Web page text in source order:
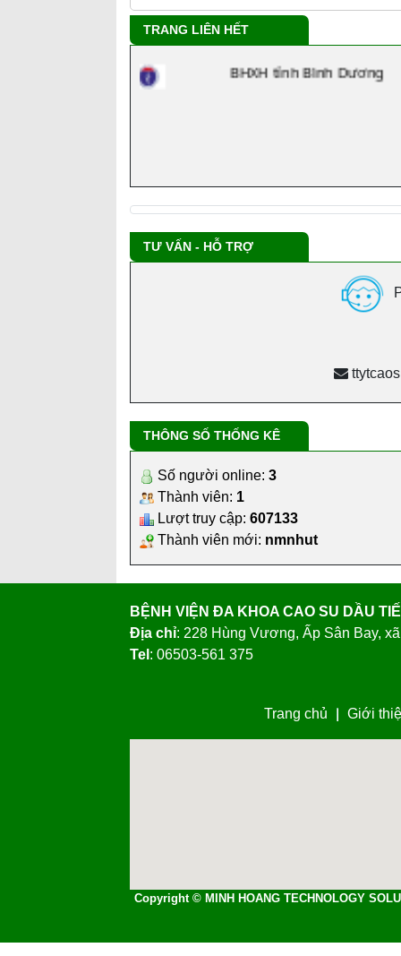
Lượt truy cập:607133
Thành viên mới:nmnhut
BỆNH VIỆN ĐA KHOA CAO SU DẦU
Địa chỉ: 228 Hùng Vương, Ấp Sân Bay,
Tel: 06503-561 375
Trang chủ Giới